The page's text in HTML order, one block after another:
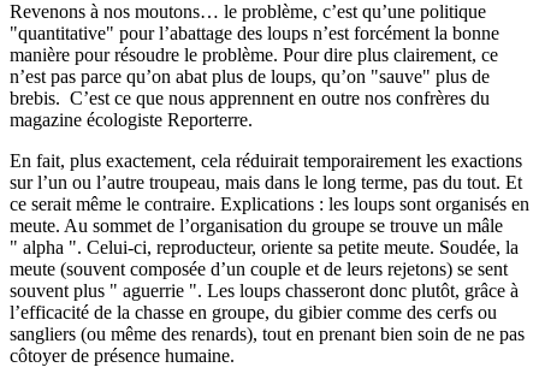
Revenons à nos moutons… le problème, c’est qu’une politique
"quantitative" pour l’abattage des loups n’est forcément la bonne
manière pour résoudre le problème. Pour dire plus clairement, ce
n’est pas parce qu’on abat plus de loups, qu’on "sauve" plus de
brebis. C’est ce que nous apprennent en outre nos confrères du
magazine écologiste Reporterre.
En fait, plus exactement, cela réduirait temporairement les exactions
sur l’un ou l’autre troupeau, mais dans le long terme, pas du tout. Et
ce serait même le contraire. Explications : les loups sont organisés en
meute. Au sommet de l’organisation du groupe se trouve un mâle
" alpha ". Celui-ci, reproducteur, oriente sa petite meute. Soudée, la
meute (souvent composée d’un couple et de leurs rejetons) se sent
souvent plus " aguerrie ". Les loups chasseront donc plutôt, grâce à
l’efficacité de la chasse en groupe, du gibier comme des cerfs ou
sangliers (ou même des renards), tout en prenant bien soin de ne pas
côtoyer de présence humaine.